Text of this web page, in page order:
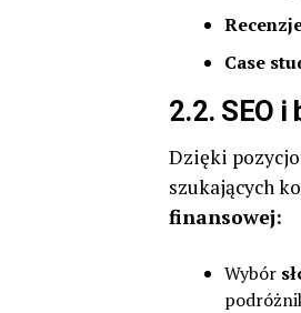
Case
2.2. SEO
Dzięki
szukających
finansowej:
Wybór